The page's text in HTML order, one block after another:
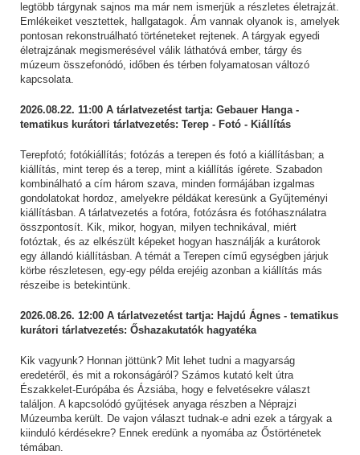
legtöbb tárgynak sajnos ma már nem ismerjük a részletes életrajzát.
Emlékeiket vesztettek, hallgatagok. Ám vannak olyanok is, amelyek
pontosan rekonstruálható történeteket rejtenek. A tárgyak egyedi
életrajzának megismerésével válik láthatóvá ember, tárgy és
múzeum összefonódó, időben és térben folyamatosan változó
kapcsolata.
2026.08.22. 11:00 A tárlatvezetést tartja: Gebauer Hanga -
tematikus kurátori tárlatvezetés: Terep - Fotó - Kiállítás
Terepfotó; fotókiállítás; fotózás a terepen és fotó a kiállításban; a
kiállítás, mint terep és a terep, mint a kiállítás ígérete. Szabadon
kombinálható a cím három szava, minden formájában izgalmas
gondolatokat hordoz, amelyekre példákat keresünk a Gyűjteményi
kiállításban. A tárlatvezetés a fotóra, fotózásra és fotóhasználatra
összpontosít. Kik, mikor, hogyan, milyen technikával, miért
fotóztak, és az elkészült képeket hogyan használják a kurátorok
egy állandó kiállításban. A témát a Terepen című egységben járjuk
körbe részletesen, egy-egy példa erejéig azonban a kiállítás más
részeibe is betekintünk.
2026.08.26. 12:00 A tárlatvezetést tartja: Hajdú Ágnes - tematikus
kurátori tárlatvezetés: Őshazakutatók hagyatéka
Kik vagyunk? Honnan jöttünk? Mit lehet tudni a magyarság
eredetéről, és mit a rokonságáról? Számos kutató kelt útra
Északkelet-Európába és Ázsiába, hogy e felvetésekre választ
találjon. A kapcsolódó gyűjtések anyaga részben a Néprajzi
Múzeumba került. De vajon választ tudnak-e adni ezek a tárgyak a
kiinduló kérdésekre? Ennek eredünk a nyomába az Őstörténetek
témában.